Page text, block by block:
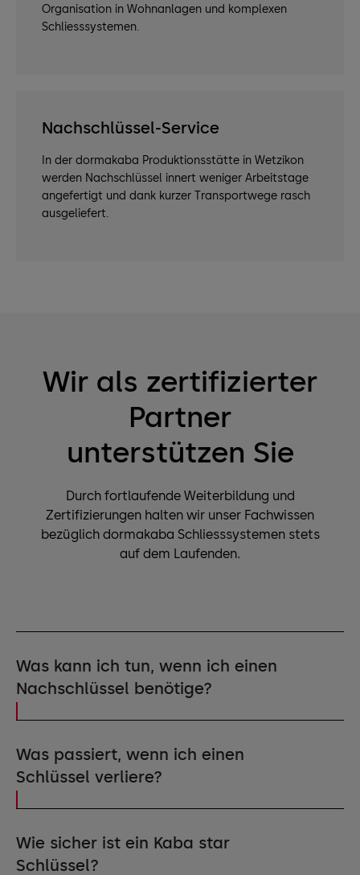
Organisation in Wohnanlagen und komplexen
Schliesssystemen.
Nachschlüssel-Service
In der dormakaba Produktionsstätte in Wetzikon
werden Nachschlüssel innert weniger Arbeitstage
angefertigt und dank kurzer Transportwege rasch
ausgeliefert.
Wir als zertifizierter
Partner
unterstützen Sie
Durch fortlaufende Weiterbildung und
Zertifizierungen halten wir unser Fachwissen
bezüglich dormakaba Schliesssystemen stets
auf dem Laufenden.
Was kann ich tun, wenn ich einen
Nachschlüssel benötige?
ist es auch nach Jahrzehnten möglich, Nachschlüssel
zu bestellen – unkompliziert und schnell. Kontaktieren
Sie uns.
Was passiert, wenn ich einen
Schlüssel verliere?
der Eigentümer jederzeit gefunden werden. Der Finder
leitet den Schlüssel an dormakaba weiter, dieser wird
Wie sicher ist ein Kaba star
Schlüssel?